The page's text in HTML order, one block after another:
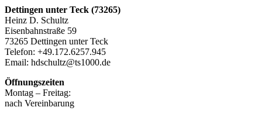
Dettingen unter Teck (73265)
Heinz D. Schultz
Eisenbahnstraße 59
73265 Dettingen unter Teck
Telefon: +49.172.6257.945
Email: hdschultz@ts1000.de
Öffnungszeiten
Montag – Freitag:
nach Vereinbarung